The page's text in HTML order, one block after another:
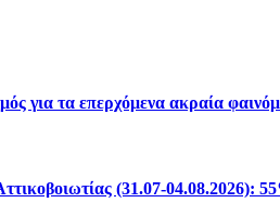
για τα επερχόμενα ακραία
(31.07-04.08.2026):